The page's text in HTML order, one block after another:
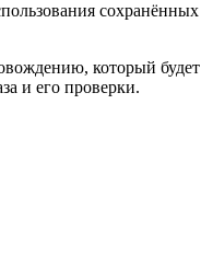
сохранённых
который будет
и его проверки.